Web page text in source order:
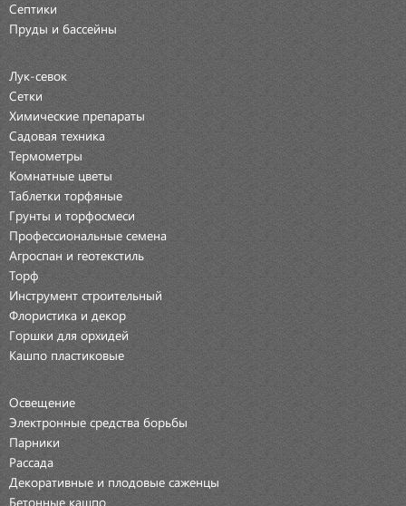
Септики
Пруды и бассейны
Лук-севок
Сетки
Химические препараты
Садовая техника
Термометры
Комнатные цветы
Таблетки торфяные
Грунты и торфосмеси
Профессиональные семена
Агроспан и геотекстиль
Торф
Инструмент строительный
Флористика и декор
Горшки для орхидей
Кашпо пластиковые
Освещение
Электронные средства борьбы
Парники
Рассада
Декоративные и плодовые саженцы
Бетонные кашпо